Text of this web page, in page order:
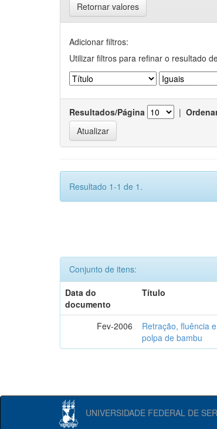
Retornar valores
Adicionar filtros:
Utilizar filtros para refinar o resultado
Resultados/Página |
Resultado 1-1 de 1.
Conjunto de itens:
Data do
documento
Título
Fev-2006
Retração, fluência
polpa de bambu
UNIVERSIDADE FEDERAL DE